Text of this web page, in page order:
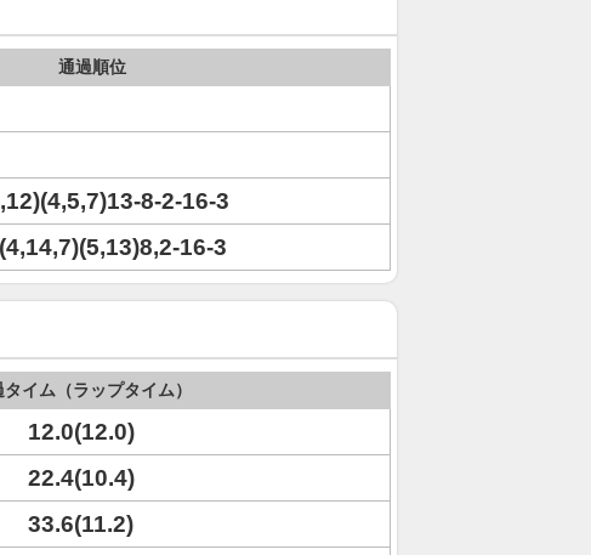
通過順位
8-2-16-3
16-3
タイム（ラップタイム）
12.0(12.0)
22.4(10.4)
33.6(11.2)